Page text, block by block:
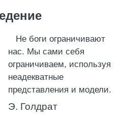
Не боги ограничивают
нас. Мы сами себя
ограничиваем, используя
неадекватные
представления и модели.
Э. Голдрат